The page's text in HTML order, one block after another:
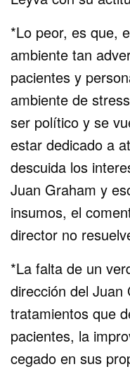
*Lo peor, es que,
ambiente tan
pacientes y
ambiente de
ser político y se
estar dedicado a
descuida los
Juan Graham y
insumos, el
director no
*La falta de un
dirección del
tratamientos que
pacientes, la
cegado en sus